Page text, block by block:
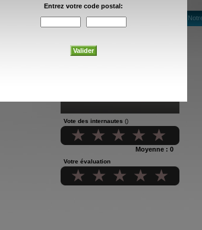
à mes alertes courriel
they
Vote des internautes ()
Moyenne : 0
Votre évaluation